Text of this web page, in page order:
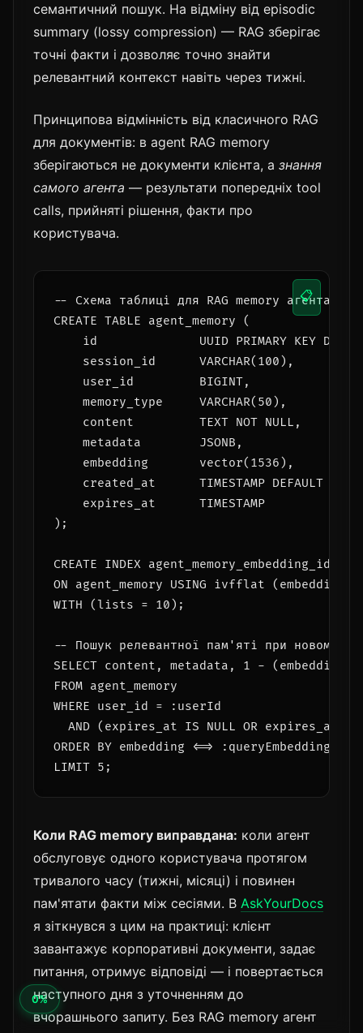
семантичний пошук. На відміну від episodic
summary (lossy compression) — RAG зберігає
точні факти і дозволяє точно знайти
релевантний контекст навіть через тижні.
Принципова відмінність від класичного RAG
для документів: в agent RAG memory
зберігаються не документи клієнта, а знання
самого агента — результати попередніх tool
calls, прийняті рішення, факти про
користувача.
-- Схема таблиці для RAG memory агента
CREATE TABLE agent_memory (
id              UUID PRIMARY KEY
    session_id      VARCHAR(100),
user_id         BIGINT,
memory_type     VARCHAR(50),
content         TEXT NOT NULL,
metadata        JSONB,
embedding       vector(1536),
created_at      TIMESTAMP DEFAULT
expires_at      TIMESTAMP
);
CREATE INDEX agent_memory_embedding_idx
ON agent_memory USING ivfflat (embedding
WITH (lists = 10);
-- Пошук релевантної пам'яті при новому
SELECT content, metadata, 1 - (embedding
FROM agent_memory
WHERE user_id = :userId
AND (expires_at IS NULL OR expires_at >
ORDER BY embedding <=> :queryEmbedding
📋
Коли RAG memory виправдана: коли агент
обслуговує одного користувача протягом
тривалого часу (тижні, місяці) і повинен
пам'ятати факти між сесіями. В AskYourDocs
я зіткнувся з цим на практиці: клієнт
завантажує корпоративні документи, задає
питання, отримує відповіді — і повертається
наступного дня з уточненням до
вчорашнього запиту. Без RAG memory агент